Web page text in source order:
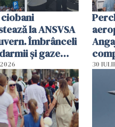
la ANSVSA
Îmbrânceli
și gaze
30